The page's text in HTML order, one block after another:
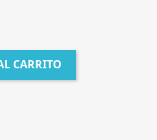
CARRITO